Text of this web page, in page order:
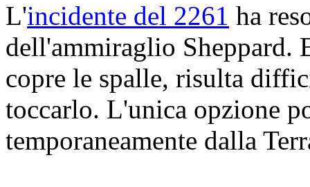
L'incidente del 2261 ha
dell'ammiraglio Sheppard.
copre le spalle, risulta
toccarlo. L'unica opzione
temporaneamente dalla